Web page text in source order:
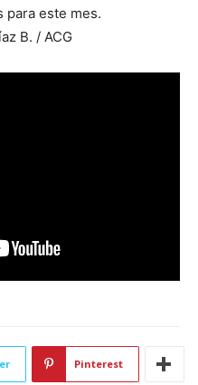
para este mes.
B. / ACG
Pinterest